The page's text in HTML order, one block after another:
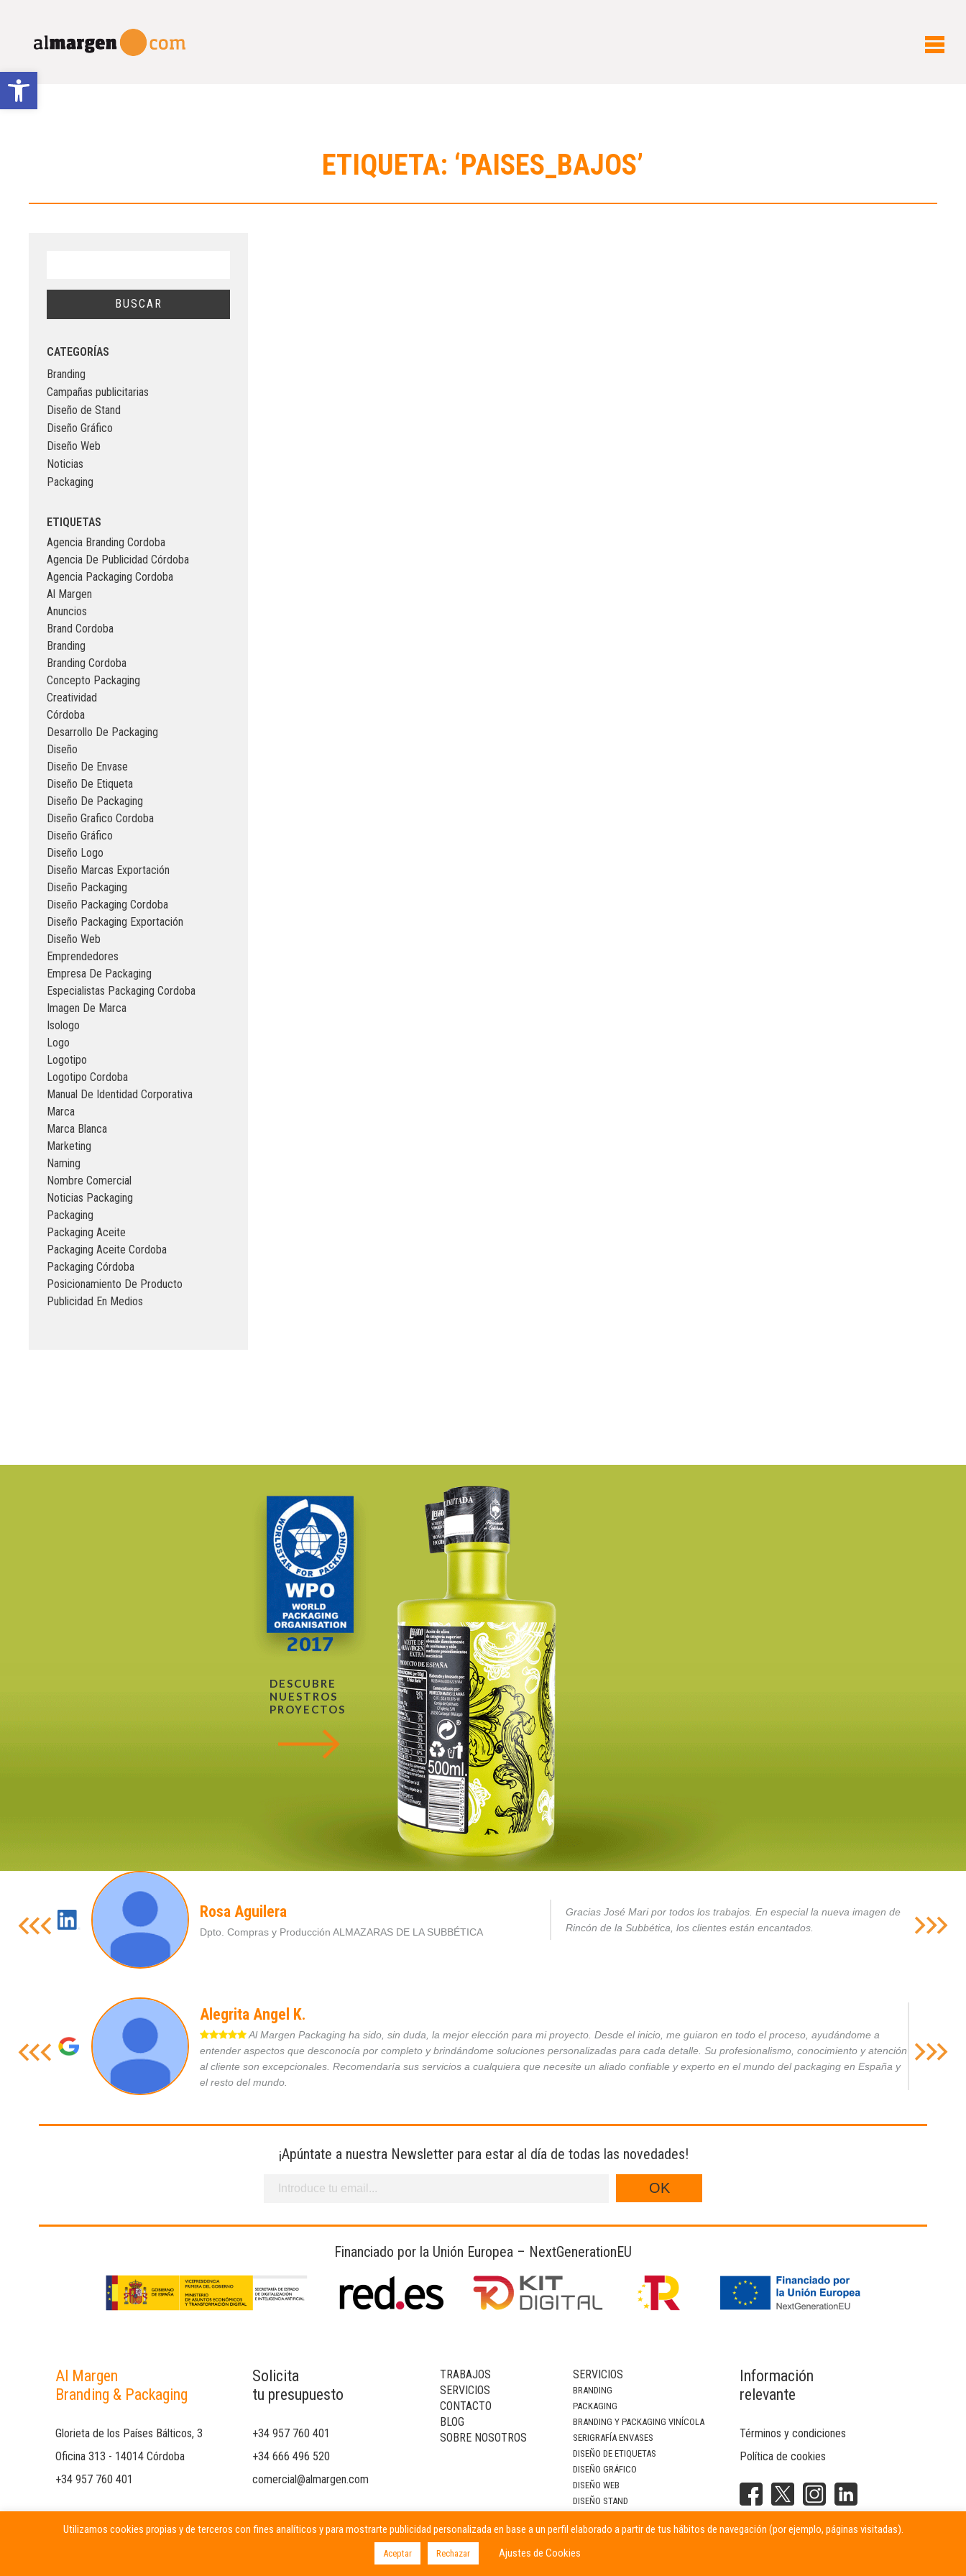
Abrir barra de herramientas
ETIQUETA: ‘PAISES_BAJOS’
CATEGORÍAS
Branding
Campañas publicitarias
Diseño de Stand
Diseño Gráfico
Diseño Web
Noticias
Packaging
ETIQUETAS
Agencia Branding Cordoba
Agencia De Publicidad Córdoba
Agencia Packaging Cordoba
Al Margen
Anuncios
Brand Cordoba
Branding
Branding Cordoba
Concepto Packaging
Creatividad
Córdoba
Desarrollo De Packaging
Diseño
Diseño De Envase
Diseño De Etiqueta
Diseño De Packaging
Diseño Grafico Cordoba
Diseño Gráfico
Diseño Logo
Diseño Marcas Exportación
Diseño Packaging
Diseño Packaging Cordoba
Diseño Packaging Exportación
Diseño Web
Emprendedores
Empresa De Packaging
Especialistas Packaging Cordoba
Imagen De Marca
Isologo
Logo
Logotipo
Logotipo Cordoba
Manual De Identidad Corporativa
Marca
Marca Blanca
Marketing
Naming
Nombre Comercial
Noticias Packaging
Packaging
Packaging Aceite
Packaging Aceite Cordoba
Packaging Córdoba
Posicionamiento De Producto
Publicidad En Medios
DESCUBRE
NUESTROS
PROYECTOS
Rosa Aguilera
Dpto. Compras y Producción ALMAZARAS DE LA SUBBÉTICA
Gracias José Mari por todos los trabajos. En especial la nueva imagen de
Rincón de la Subbética, los clientes están encantados.
Alegrita Angel K.
Al Margen Packaging ha sido, sin duda, la mejor elección para mi proyecto. Desde el inicio, me guiaron en todo el proceso, ayudándome a
entender aspectos que desconocía por completo y brindándome soluciones personalizadas para cada detalle. Su profesionalismo, conocimiento y atención
al cliente son excepcionales. Recomendaría sus servicios a cualquiera que necesite un aliado confiable y experto en el mundo del packaging en España y
el resto del mundo.
¡Apúntate a nuestra Newsletter para estar al día de todas las novedades!
Financiado por la Unión Europea – NextGenerationEU
Al Margen
Branding & Packaging
Glorieta de los Países Bálticos, 3
Oficina 313 - 14014 Córdoba
+34 957 760 401
Solicita
tu presupuesto
+34 957 760 401
+34 666 496 520
comercial@almargen.com
TRABAJOS
SERVICIOS
CONTACTO
BLOG
SOBRE NOSOTROS
SERVICIOS
BRANDING
PACKAGING
BRANDING Y PACKAGING VINÍCOLA
SERIGRAFÍA ENVASES
DISEÑO DE ETIQUETAS
DISEÑO GRÁFICO
DISEÑO WEB
DISEÑO STAND
CAMPAÑAS PUBLICITARIAS
Información
relevante
Términos y condiciones
Política de cookies
Utilizamos cookies propias y de terceros con fines analíticos y para mostrarte publicidad personalizada en base a un perfil elaborado a partir de tus hábitos de navegación (por ejemplo, páginas visitadas).
Aceptar Rechazar Ajustes de Cookies